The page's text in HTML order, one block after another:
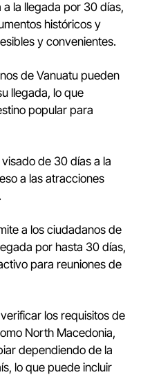
la llegada por 30 días,
históricos y
y convenientes.
de Vanuatu pueden
llegada, lo que
popular para
de 30 días a la
a las atracciones
a los ciudadanos de
por hasta 30 días,
para reuniones de
los requisitos de
North Macedonia,
dependiendo de la
lo que puede incluir